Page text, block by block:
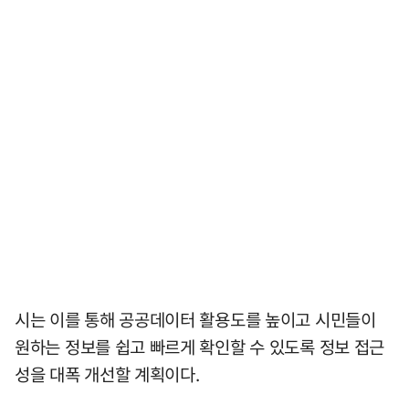
시는 이를 통해 공공데이터 활용도를 높이고 시민들이
원하는 정보를 쉽고 빠르게 확인할 수 있도록 정보 접근
성을 대폭 개선할 계획이다.